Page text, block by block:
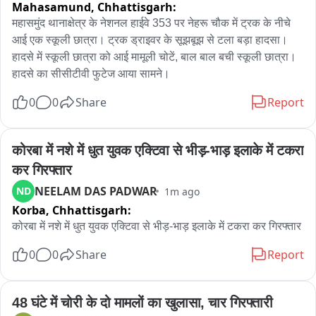
Mahasamund, Chhattisgarh:
महासमुंद थानाक्षेत्र के नेशनल हाईवे 353 पर नेहरू चौक में ट्रक के नीचे
आई एक स्कूली छात्रा। ट्रक ड्राइवर के सूझबूझ से टला बड़ा हादसा।
हादसे में स्कूली छात्रा को आई मामूली चोटें, बाल बाल बची स्कूली छात्रा।
हादसे का सीसीटीवी फुटेज आया सामने।
0 0 Share Report
कोरबा में नशे में धुत युवक एक्टिवा से भीड़-भाड़ इलाके में टकरा
कर गिरफ्तार
ND NEELAM DAS PADWAR 1m ago
Korba, Chhattisgarh:
0 0 Share Report
48 घंटे में चोरी के दो मामलों का खुलासा, चार गिरफ्तारी